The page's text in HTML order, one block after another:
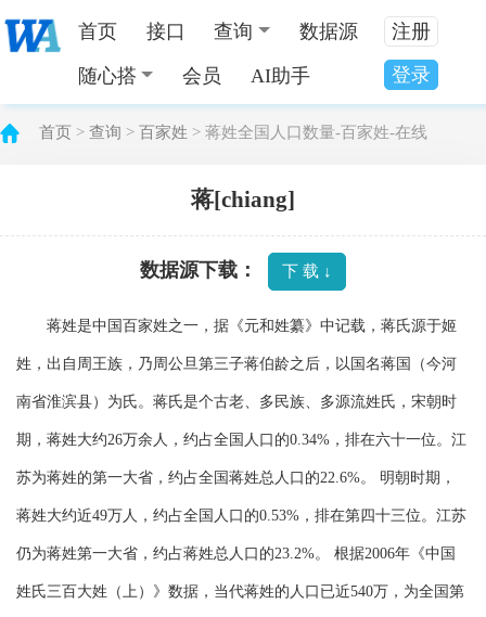
首页 接口 查询 数据源
随心搭 会员 AI助手
注册
登录
首页 > 查询 > 百家姓 > 蒋姓全国人口数量-百家姓-在线
蒋[chiang]
数据源下载： 下 载 ↓
蒋姓是中国百家姓之一，据《元和姓纂》中记载，蒋氏源于姬
姓，出自周王族，乃周公旦第三子蒋伯龄之后，以国名蒋国（今河
南省淮滨县）为氏。蒋氏是个古老、多民族、多源流姓氏，宋朝时
期，蒋姓大约26万余人，约占全国人口的0.34%，排在六十一位。江
苏为蒋姓的第一大省，约占全国蒋姓总人口的22.6%。 明朝时期，
蒋姓大约近49万人，约占全国人口的0.53%，排在第四十三位。江苏
仍为蒋姓第一大省，约占蒋姓总人口的23.2%。 根据2006年《中国
姓氏三百大姓（上）》数据，当代蒋姓的人口已近540万，为全国第